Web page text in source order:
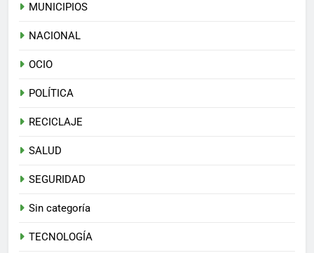
MUNICIPIOS
NACIONAL
OCIO
POLÍTICA
RECICLAJE
SALUD
SEGURIDAD
Sin categoría
TECNOLOGÍA